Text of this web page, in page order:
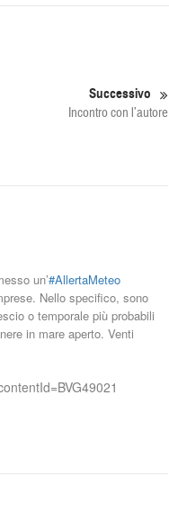
Successivo
Incontro con l’autore
un’#AllertaMeteo
Nello specifico, sono
o temporale più probabili
in mare aperto. Venti
entId=BVG49021